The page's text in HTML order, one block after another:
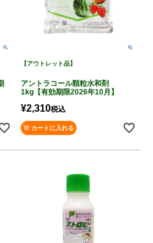
【アウトレット品】
アントラコール顆粒水和剤
1kg【有効期限2026年10月】
¥2,310税込
カートに入れる